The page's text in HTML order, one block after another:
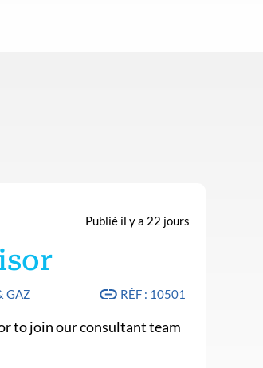
Publié il y a 22 jours
GAZ RÉF : 10501
to join our consultant team